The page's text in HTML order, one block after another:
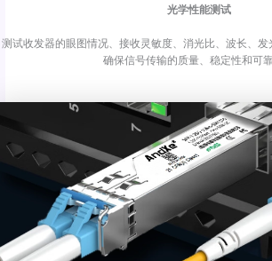
光学性能测试
测试收发器的眼图情况、接收灵敏度、消光比、波长、发
确保信号传输的质量、稳定性和可靠